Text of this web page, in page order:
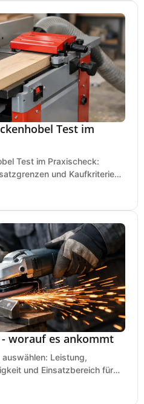
Test im
Test im Praxischeck:
und Kaufkriterien
worauf es ankommt
Leistung,
und Einsatzbereich für